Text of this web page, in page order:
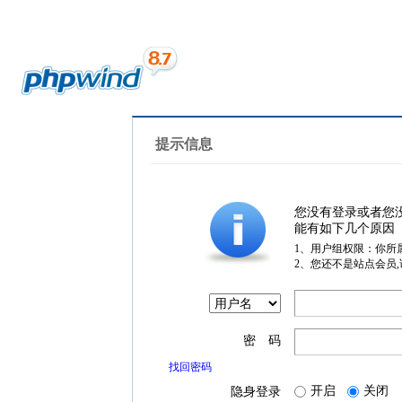
提示信息
您没有登录或者您
能有如下几个原因
1、用户组权限：你所
2、您还不是站点会员
密 码
找回密码
隐身登录 开启 关闭